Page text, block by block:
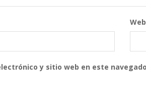
Web
y sitio web en este